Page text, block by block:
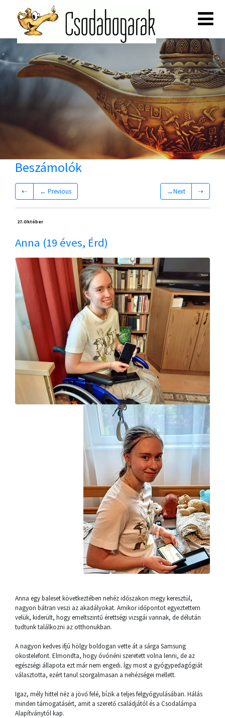
Beszámolók
⇠ ← Previous →Next ⇢
27.Október
Anna (19 éves, Érd)
Anna egy baleset következtében nehéz időszakon megy keresztül,
nagyon bátran veszi az akadályokat. Amikor időpontot egyeztettem
velük, kiderült, hogy emeltszintű érettségi vizsgái vannak, de délután
tudtunk találkozni az otthonukban.
A nagyon kedves ifjú hölgy boldogan vette át a sárga Samsung
okostelefont. Elmondta, hogy óvónéni szeretett volna lenni, de az
egészségi állapota ezt már nem engedi. Így most a gyógypedagógiát
választotta, ezért tanul szorgalmasan a nehézségei mellett.
Igaz, mély hittel néz a jövő felé, bízik a teljes felgyógyulásában. Hálás
minden támogatásért, amit a szerető családjától és a Csodalámpa
Alapítványtól kap.